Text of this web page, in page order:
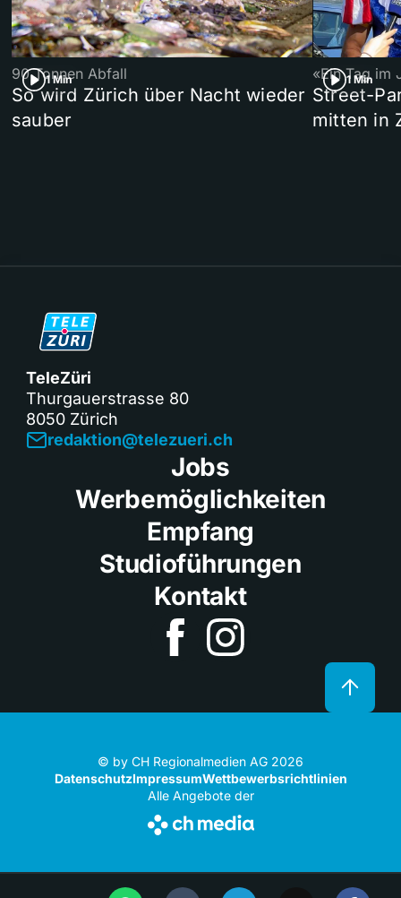
1 Min
90 Tonnen Abfall
So wird Zürich über Nacht wieder
sauber
1 Min
«Ein Tag im
Street-
mitten in
TeleZüri
Thurgauerstrasse 80
8050 Zürich
redaktion@telezueri.ch
Jobs
Werbemöglichkeiten
Empfang
Studioführungen
Kontakt
© by CH Regionalmedien AG 2026
DatenschutzImpressumWettbewerbsrichtlinien
Alle Angebote der